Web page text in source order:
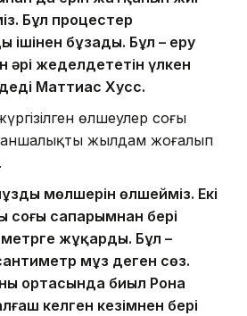
Бұл процестер
ішінен бұзады. Бұл – еру
әрі жеделдететін үлкен
Маттиас Хусс.
өлшеулер соңғы
жылдам жоғалып
мөлшерін өлшейміз. Екі
соңғы сапарымнан бері
жұқарды. Бұл –
сантиметр мұз деген сөз.
ортасында биыл Рона
келген кезімнен бері